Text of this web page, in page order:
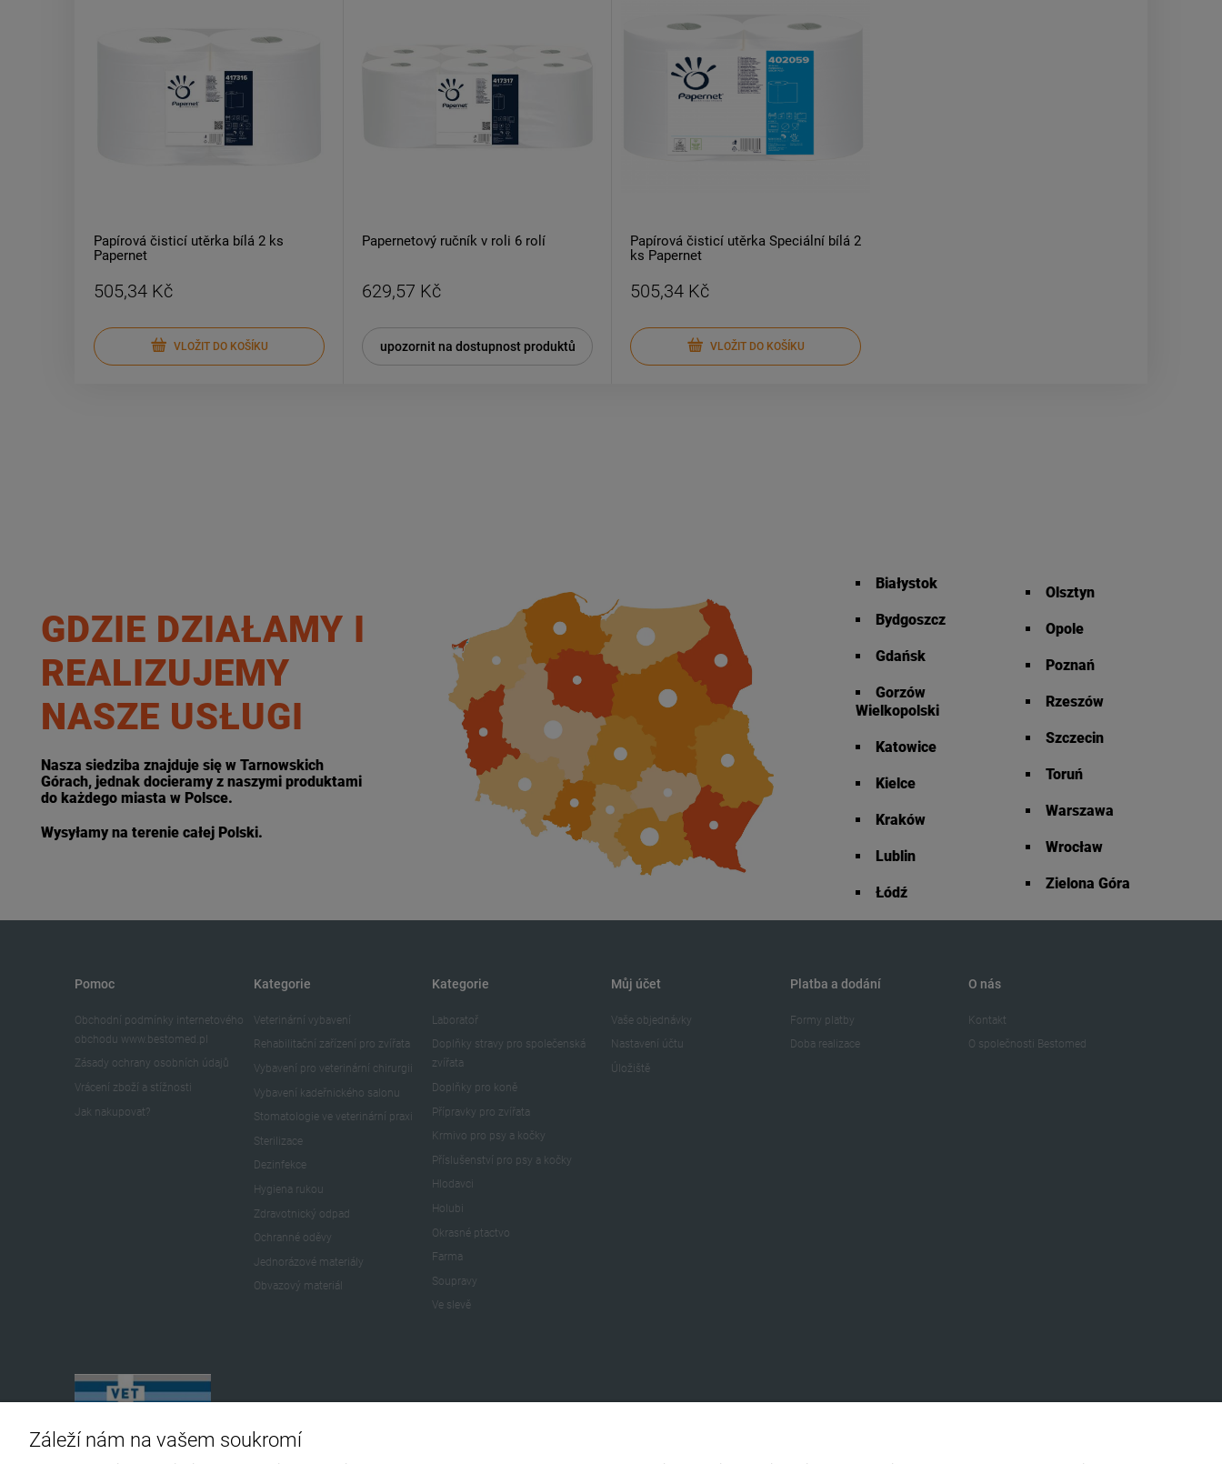
Papírová čisticí utěrka bílá 2 ks
Papernet
505,34 Kč
VLOŽIT DO KOŠÍKU
Papernetový ručník v roli 6 rolí
629,57 Kč
upozornit na dostupnost produktů
Papírová čisticí utěrka Speciální bílá 2
ks Papernet
505,34 Kč
VLOŽIT DO KOŠÍKU
GDZIE DZIAŁAMY I
REALIZUJEMY
NASZE USŁUGI
Nasza siedziba znajduje się w Tarnowskich
Górach, jednak docieramy z naszymi produktami
do każdego miasta w Polsce.
Wysyłamy na terenie całej Polski.
Białystok
Bydgoszcz
Gdańsk
Gorzów
Wielkopolski
Katowice
Kielce
Kraków
Lublin
Łódź
Olsztyn
Opole
Poznań
Rzeszów
Szczecin
Toruń
Warszawa
Wrocław
Zielona Góra
Pomoc
Obchodní podmínky internetového
obchodu www.bestomed.pl
Zásady ochrany osobních údajů
Vrácení zboží a stížnosti
Jak nakupovat?
Kategorie
Veterinární vybavení
Rehabilitační zařízení pro zvířata
Vybavení pro veterinární chirurgii
Vybavení kadeřnického salonu
Stomatologie ve veterinární praxi
Sterilizace
Dezinfekce
Hygiena rukou
Zdravotnický odpad
Ochranné oděvy
Jednorázové materiály
Obvazový materiál
Kategorie
Laboratoř
Doplňky stravy pro společenská
zvířata
Doplňky pro koně
Přípravky pro zvířata
Krmivo pro psy a kočky
Příslušenství pro psy a kočky
Hlodavci
Holubi
Okrasné ptactvo
Farma
Soupravy
Ve slevě
Můj účet
Vaše objednávky
Nastavení účtu
Úložiště
Platba a dodání
Formy platby
Doba realizace
O nás
Kontakt
O společnosti Bestomed
Záleží nám na vašem soukromí